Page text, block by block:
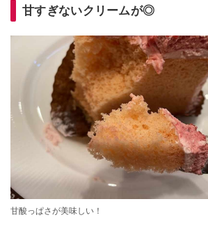
甘すぎないクリームが◎
甘酸っぱさが美味しい！